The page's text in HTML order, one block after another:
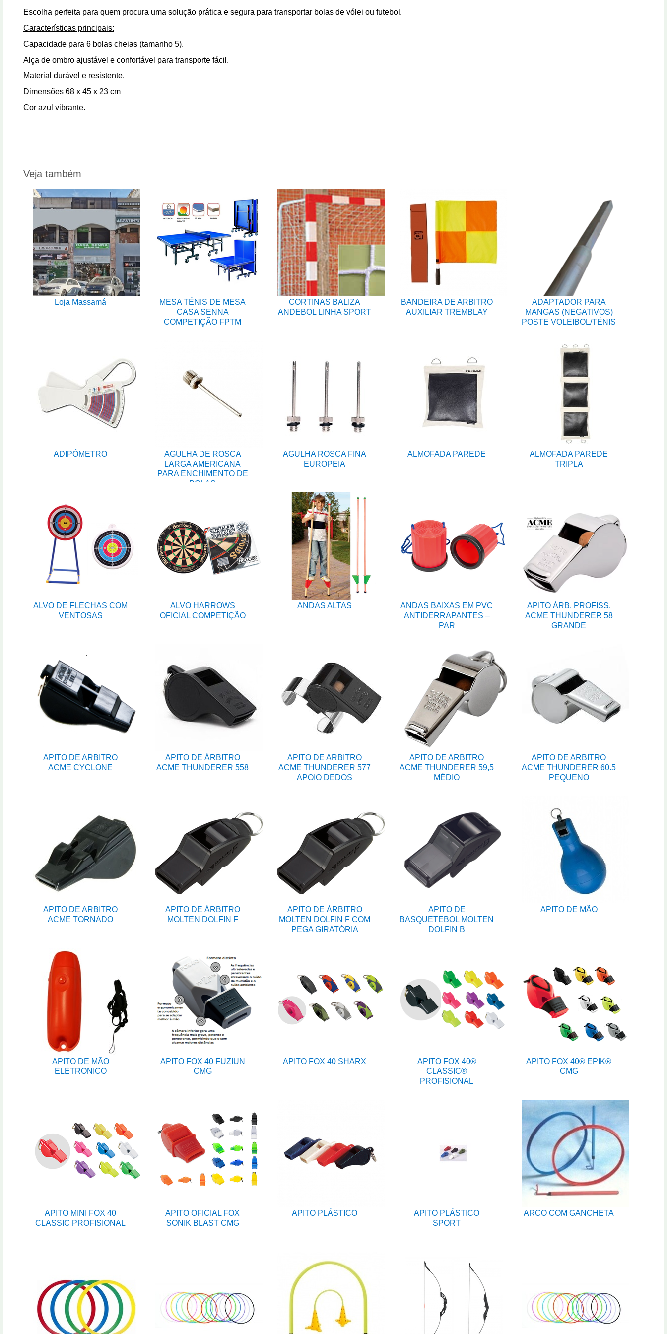
Escolha perfeita para quem procura uma solução prática e segura para transportar bolas de vólei ou futebol.
Características principais:
Capacidade para 6 bolas cheias (tamanho 5).
Alça de ombro ajustável e confortável para transporte fácil.
Material durável e resistente.
Dimensões 68 x 45 x 23 cm
Cor azul vibrante.
Veja também
Loja Massamá
MESA TÉNIS DE MESA
CASA SENNA
COMPETIÇÃO FPTM
CORTINAS BALIZA
ANDEBOL LINHA SPORT
BANDEIRA DE ARBITRO
AUXILIAR TREMBLAY
ADAPTADOR PARA
MANGAS (NEGATIVOS)
POSTE VOLEIBOL/TÉNIS
ADIPÓMETRO
AGULHA DE ROSCA
LARGA AMERICANA
PARA ENCHIMENTO DE
BOLAS
AGULHA ROSCA FINA
EUROPEIA
ALMOFADA PAREDE
ALMOFADA PAREDE
TRIPLA
ALVO DE FLECHAS COM
VENTOSAS
ALVO HARROWS
OFICIAL COMPETIÇÃO
ANDAS ALTAS
ANDAS BAIXAS EM PVC
ANTIDERRAPANTES –
PAR
APITO ÁRB. PROFISS.
ACME THUNDERER 58
GRANDE
APITO DE ARBITRO
ACME CYCLONE
APITO DE ÁRBITRO
ACME THUNDERER 558
APITO DE ARBITRO
ACME THUNDERER 577
APOIO DEDOS
APITO DE ARBITRO
ACME THUNDERER 59,5
MÉDIO
APITO DE ARBITRO
ACME THUNDERER 60.5
PEQUENO
APITO DE ARBITRO
ACME TORNADO
APITO DE ÁRBITRO
MOLTEN DOLFIN F
APITO DE ÁRBITRO
MOLTEN DOLFIN F COM
PEGA GIRATÓRIA
APITO DE
BASQUETEBOL MOLTEN
DOLFIN B
APITO DE MÃO
APITO DE MÃO
ELETRÓNICO
APITO FOX 40 FUZIUN
CMG
APITO FOX 40 SHARX
APITO FOX 40®
CLASSIC®
PROFISIONAL
APITO FOX 40® EPIK®
CMG
APITO MINI FOX 40
CLASSIC PROFISIONAL
APITO OFICIAL FOX
SONIK BLAST CMG
APITO PLÁSTICO
APITO PLÁSTICO
SPORT
ARCO COM GANCHETA